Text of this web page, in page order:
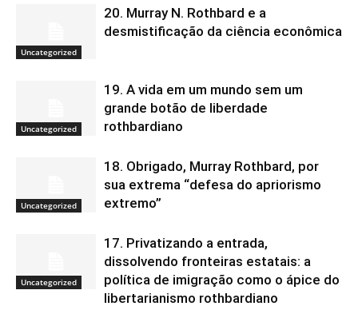
Uncategorized
20. Murray N. Rothbard e a
desmistificação da ciência econômica
Uncategorized
19. A vida em um mundo sem um
grande botão de liberdade
rothbardiano
Uncategorized
18. Obrigado, Murray Rothbard, por
sua extrema “defesa do apriorismo
extremo”
Uncategorized
17. Privatizando a entrada,
dissolvendo fronteiras estatais: a
política de imigração como o ápice do
libertarianismo rothbardiano